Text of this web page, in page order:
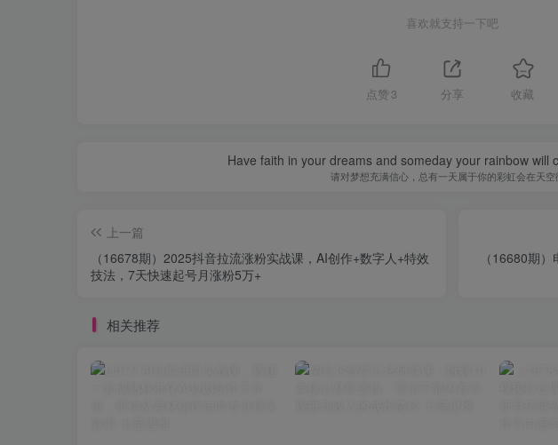
喜欢就支持一下吧
点赞 3 分享 收藏
Have faith in your dreams and someday your rainbow will
请对梦想充满信心，总有一天属于你的彩虹会在天空
上一篇
（16678期）2025抖音拉流涨粉实战课，AI创作+数字人+特效
技法，7天快速起号月涨粉5万+
（16680期
相关推荐